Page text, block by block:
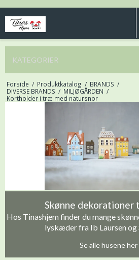
KATEGORIER
Forside / Produktkatalog / BRANDS /
DIVERSE BRANDS / MILJØGÅRDEN /
Kortholder i træ med natursnor
Skønne dekorationer
Hos Tinashjem finder du mange
lyskæder fra Ib Laursen og
Se alle husene her